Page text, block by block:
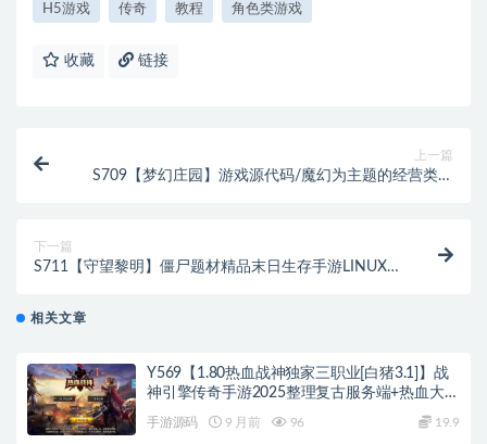
H5游戏 传奇 教程 角色类游戏
收藏 链接
上一篇
S709【梦幻庄园】游戏源代码/魔幻为主题的经营类手
下一篇
S711【守望黎明】僵尸题材精品末日生存手游LINUX手
相关文章
Y569【1.80热血战神独家三职业[白猪3.1]】战
神引擎传奇手游2025整理复古服务端+热血大陆
+蛮荒大陆+黄金大陆
手游源码 9 月前 96 19.9